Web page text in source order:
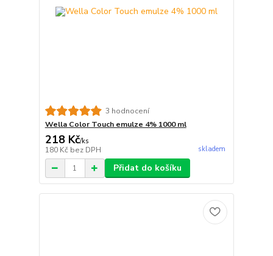
3 hodnocení
Wella Color Touch emulze 4% 1000 ml
218 Kč/ks
180 Kč bez DPH skladem
Přidat do košíku